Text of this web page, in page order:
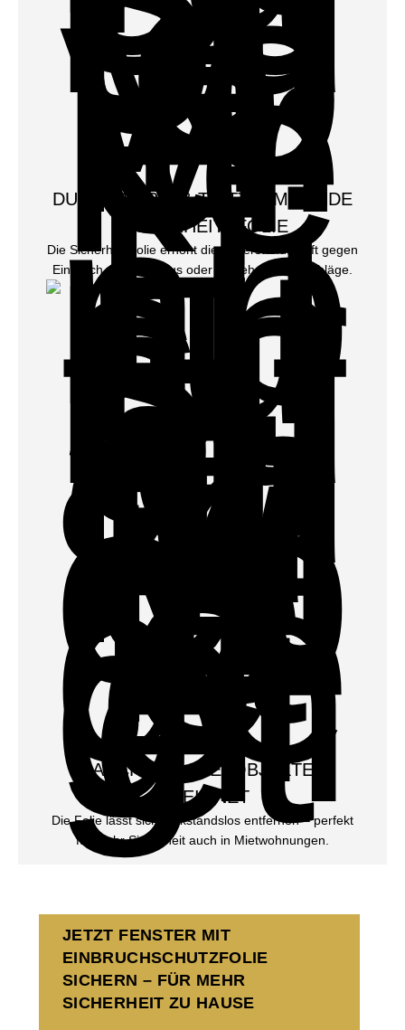
DURCHWURF- & TRITTHEMMENDE
SICHERHEITSFOLIE
Die Sicherheitsfolie erhöht die Widerstandskraft gegen
Einbruch, Vandalismus oder versehentliche Schläge.
AUCH FÜR MIETOBJEKTE
GEEIGNET
Die Folie lässt sich rückstandslos entfernen – perfekt
für mehr Sicherheit auch in Mietwohnungen.
JETZT FENSTER MIT
EINBRUCHSCHUTZFOLIE
SICHERN – FÜR MEHR
SICHERHEIT ZU HAUSE